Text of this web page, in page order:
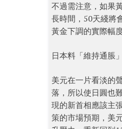
不過需注意，如果
長時間，50天綫將
黃金下調的實際幅度
日本料「維持通脹
美元在一片看淡的
落，所以使日圓也
現的新首相應該主
策的市場預期，美